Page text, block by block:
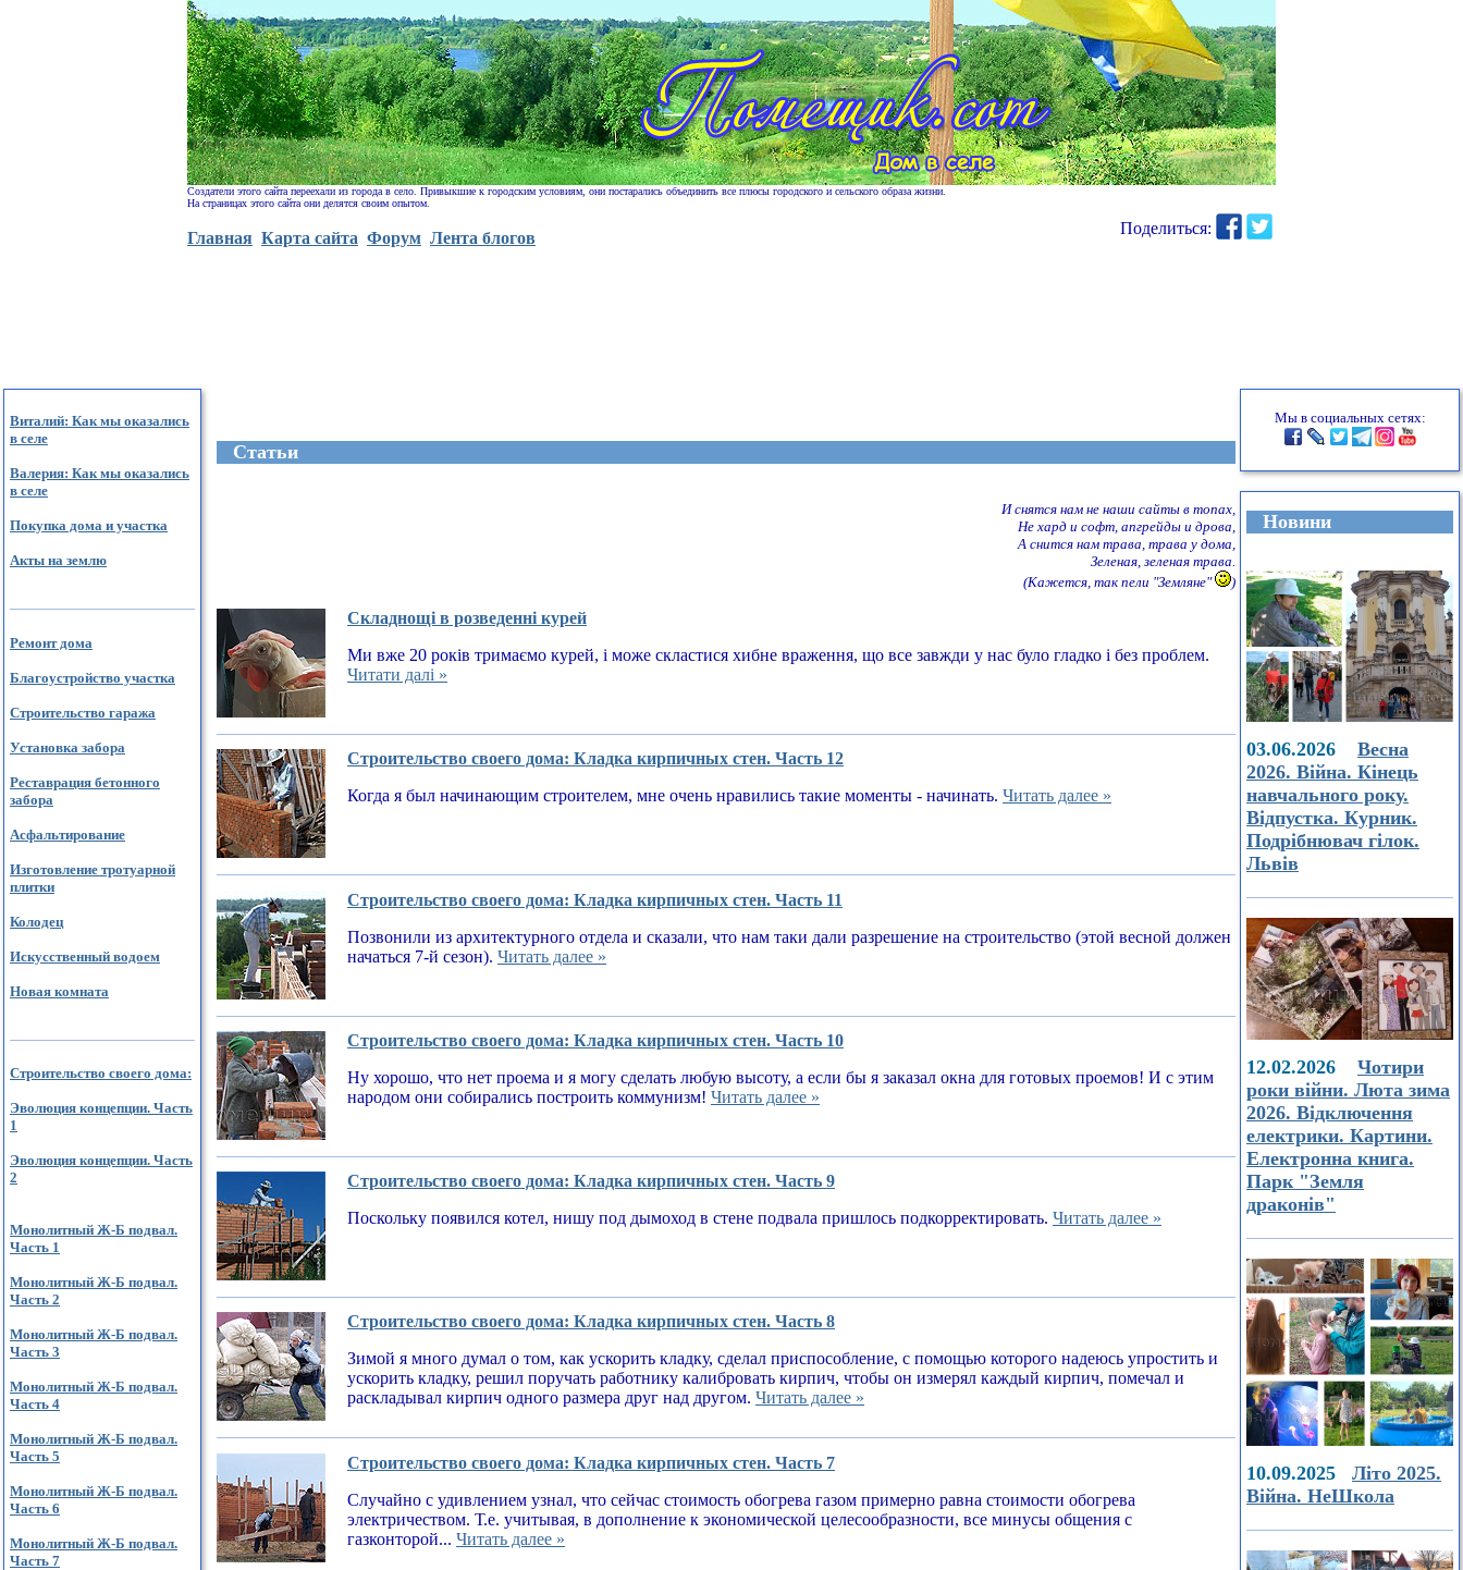
Создатели этого сайта переехали из города в село. Привыкшие к городским условиям, они постарались объединить все плюсы городского и сельского образа жизни.
На страницах этого сайта они делятся своим опытом.
Главная Карта сайта Форум Лента блогов
Поделиться:
Виталий: Как мы оказались
в селе
Валерия: Как мы оказались
в селе
Покупка дома и участка
Акты на землю
Ремонт дома
Благоустройство участка
Строительство гаража
Установка забора
Реставрация бетонного
забора
Асфальтирование
Изготовление тротуарной
плитки
Колодец
Искусственный водоем
Новая комната
Строительство своего дома:
Эволюция концепции. Часть
1
Эволюция концепции. Часть
2
Монолитный Ж-Б подвал.
Часть 1
Монолитный Ж-Б подвал.
Часть 2
Монолитный Ж-Б подвал.
Часть 3
Монолитный Ж-Б подвал.
Часть 4
Монолитный Ж-Б подвал.
Часть 5
Монолитный Ж-Б подвал.
Часть 6
Монолитный Ж-Б подвал.
Часть 7
Cтатьи
И снятся нам не наши сайты в топах,
Не хард и софт, апгрейды и дрова,
А снится нам трава, трава у дома,
Зеленая, зеленая трава.
(Кажется, так пели "Земляне"
)
Складнощі в розведенні курей
Ми вже 20 років тримаємо курей, і може скластися хибне враження, що все завжди у нас було гладко і без проблем.
Читати далі »
Строительство своего дома: Кладка кирпичных стен. Часть 12
Когда я был начинающим строителем, мне очень нравились такие моменты - начинать. Читать далее »
Строительство своего дома: Кладка кирпичных стен. Часть 11
Позвонили из архитектурного отдела и сказали, что нам таки дали разрешение на строительство (этой весной должен
начаться 7-й сезон). Читать далее »
Строительство своего дома: Кладка кирпичных стен. Часть 10
Ну хорошо, что нет проема и я могу сделать любую высоту, а если бы я заказал окна для готовых проемов! И с этим
народом они собирались построить коммунизм! Читать далее »
Строительство своего дома: Кладка кирпичных стен. Часть 9
Поскольку появился котел, нишу под дымоход в стене подвала пришлось подкорректировать. Читать далее »
Строительство своего дома: Кладка кирпичных стен. Часть 8
Зимой я много думал о том, как ускорить кладку, сделал приспособление, с помощью которого надеюсь упростить и
ускорить кладку, решил поручать работнику калибровать кирпич, чтобы он измерял каждый кирпич, помечал и
раскладывал кирпич одного размера друг над другом. Читать далее »
Строительство своего дома: Кладка кирпичных стен. Часть 7
Случайно с удивлением узнал, что сейчас стоимость обогрева газом примерно равна стоимости обогрева
электричеством. Т.е. учитывая, в дополнение к экономической целесообразности, все минусы общения с
газконторой... Читать далее »
Мы в социальных сетях:
Новини
03.06.2026 Весна
2026. Війна. Кінець
навчального року.
Відпустка. Курник.
Подрібнювач гілок.
Львів
12.02.2026 Чотири
роки війни. Люта зима
2026. Відключення
електрики. Картини.
Електронна книга.
Парк "Земля
драконів"
10.09.2025 Літо 2025.
Війна. НеШкола